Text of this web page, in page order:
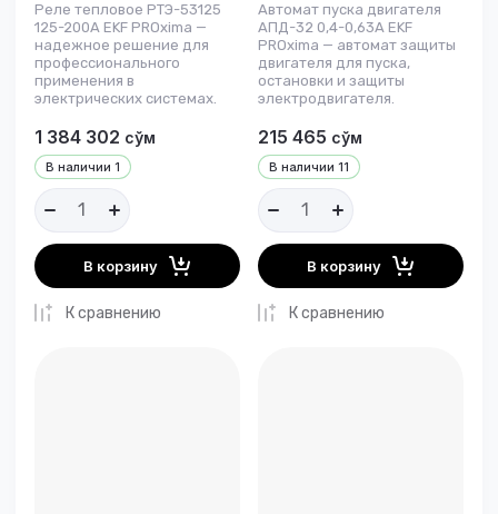
Реле тепловое РТЭ-53125
125-200А EKF PROxima —
надежное решение для
профессионального
применения в
электрических системах.
В наличии 1
1 384 302 сўм
В корзину
К сравнению
Автомат пуска двигателя
АПД-32 0,4-0,63А EKF
PROxima — автомат защиты
двигателя для пуска,
остановки и защиты
электродвигателя.
В наличии 11
215 465 сўм
В корзину
К сравнению